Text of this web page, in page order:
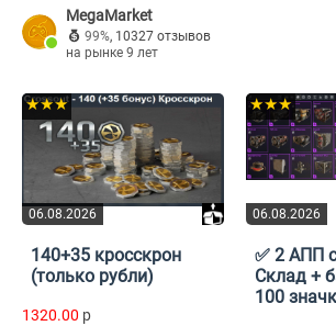
MegaMarket
99%, 10327 отзывов
на рынке 9 лет
06.08.2026
★★★
140+35 кросскрон
(только рубли)
1320.00 p
06.08.2026
★★★
✅ 2 АПП
Склад +
100